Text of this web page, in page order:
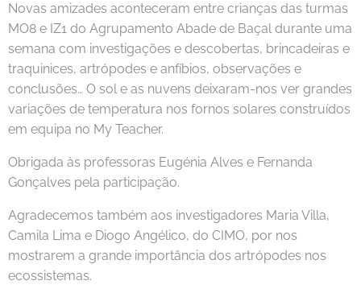
Novas amizades aconteceram entre crianças das turmas
MO8 e IZ1 do Agrupamento Abade de Baçal durante uma
semana com investigações e descobertas, brincadeiras e
traquinices, artrópodes e anfíbios, observações e
conclusões… O sol e as nuvens deixaram-nos ver grandes
variações de temperatura nos fornos solares construídos
em equipa no My Teacher.
Obrigada às professoras Eugénia Alves e Fernanda
Gonçalves pela participação.
Agradecemos também aos investigadores Maria Villa,
Camila Lima e Diogo Angélico, do CIMO, por nos
mostrarem a grande importância dos artrópodes nos
ecossistemas.